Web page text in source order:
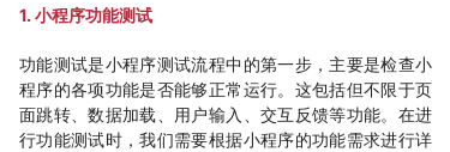
1. 小程序功能测试
功能测试是小程序测试流程中的第一步，主要是检查小
程序的各项功能是否能够正常运行。这包括但不限于页
面跳转、数据加载、用户输入、交互反馈等功能。在进
行功能测试时，我们需要根据小程序的功能需求进行详